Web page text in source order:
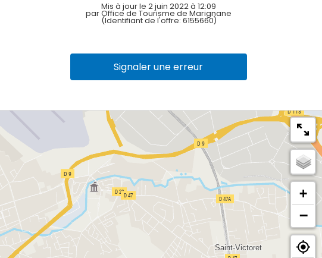
Mis à jour le 2 juin 2022 à 12:09
par Office de Tourisme de Marignane
(Identifiant de l'offre: 6155660)
Signaler une erreur
+
−